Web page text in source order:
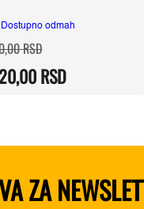
Dostupno odmah
RSDOriginalna
cena
bila:
4.140,00 RSD.
RSD
Trenutna
cena
3.520,00 RSD.
ZA